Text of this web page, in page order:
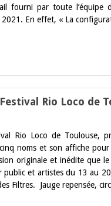
fourni par toute l’équipe
2021. En effet, « La
Rio Loco de
Rio Loco de Toulouse,
noms et son affiche pour
originale et inédite que
public et artistes du 13 au
Filtres. Jauge repensée,